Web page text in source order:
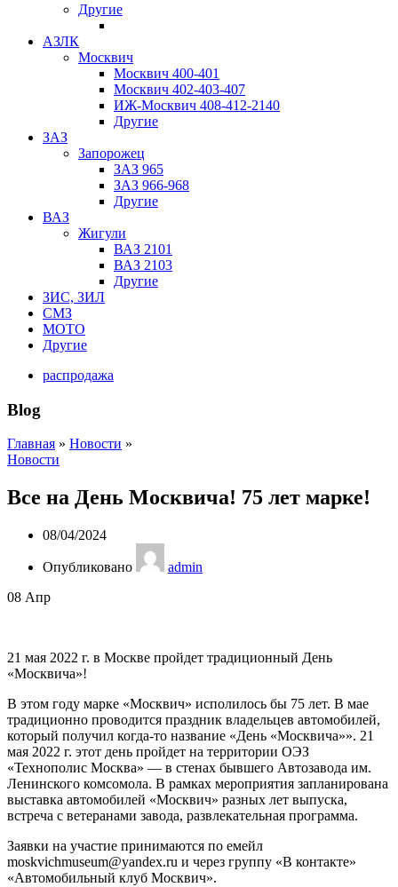
Другие
АЗЛК
Москвич
Москвич 400-401
Москвич 402-403-407
ИЖ-Москвич 408-412-2140
Другие
ЗАЗ
Запорожец
ЗАЗ 965
ЗАЗ 966-968
Другие
ВАЗ
Жигули
ВАЗ 2101
ВАЗ 2103
Другие
ЗИС, ЗИЛ
СМЗ
МОТО
Другие
распродажа
Blog
Главная » Новости »
Новости
Все на День Москвича! 75 лет марке!
08/04/2024
Опубликовано
admin
08 Апр
21 мая 2022 г. в Москве пройдет традиционный День
«Москвича»!
В этом году марке «Москвич» исполилось бы 75 лет. В мае
традиционно проводится праздник владельцев автомобилей,
который получил когда-то название «День «Москвича»». 21
мая 2022 г. этот день пройдет на территории ОЭЗ
«Технополис Москва» — в стенах бывшего Автозавода им.
Ленинского комсомола. В рамках мероприятия запланирована
выставка автомобилей «Москвич» разных лет выпуска,
встреча с ветеранами завода, развлекательная программа.
Заявки на участие принимаются по емейл
moskvichmuseum@yandex.ru и через группу «В контакте»
«Автомобильный клуб Москвич».